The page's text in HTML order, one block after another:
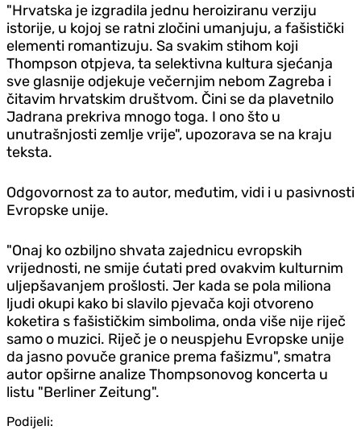
"Hrvatska je izgradila jednu heroiziranu verziju
istorije, u kojoj se ratni zločini umanjuju, a fašistički
elementi romantizuju. Sa svakim stihom koji
Thompson otpjeva, ta selektivna kultura sjećanja
sve glasnije od‌jekuje večernjim nebom Zagreba i
čitavim hrvatskim društvom. Čini se da plavetnilo
Jadrana prekriva mnogo toga. I ono što u
unutrašnjosti zemlje vrije", upozorava se na kraju
teksta.
Odgovornost za to autor, međutim, vidi i u pasivnosti
Evropske unije.
"Onaj ko ozbiljno shvata zajednicu evropskih
vrijednosti, ne smije ćutati pred ovakvim kulturnim
uljepšavanjem prošlosti. Jer kada se pola miliona
ljudi okupi kako bi slavilo pjevača koji otvoreno
koketira s fašističkim simbolima, onda više nije riječ
samo o muzici. Riječ je o neuspjehu Evropske unije
da jasno povuče granice prema fašizmu", smatra
autor opširne analize Thompsonovog koncerta u
listu "Berliner Zeitung".
Podijeli: